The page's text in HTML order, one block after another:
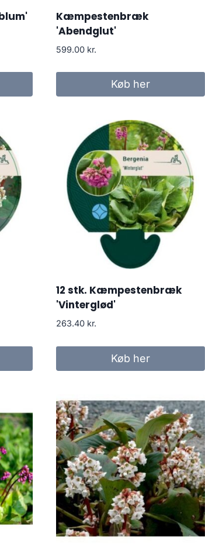
Kæmpestenbræk
'Abendglut'
599.00 kr.
Køb her
12 stk. Kæmpestenbræk
'Vinterglød'
263.40 kr.
Køb her